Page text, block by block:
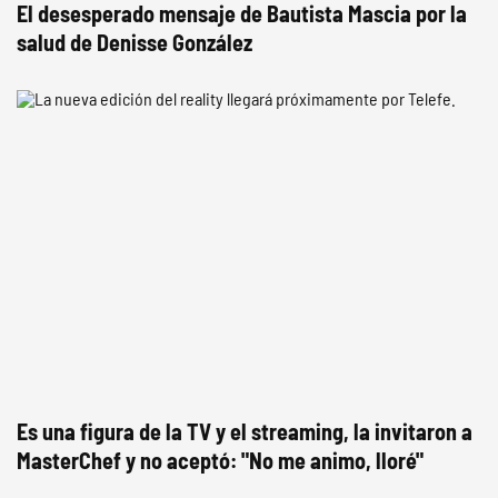
El desesperado mensaje de Bautista Mascia por la
salud de Denisse González
Es una figura de la TV y el streaming, la invitaron a
MasterChef y no aceptó: "No me animo, lloré"